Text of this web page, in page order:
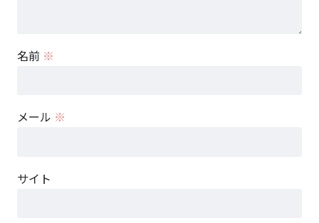
名前 ※
メール ※
サイト